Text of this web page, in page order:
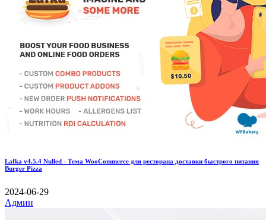
Lafka v4.5.4 Nulled - Тема WooCommerce для ресторана доставки быстрого питания
Burger Pizza
2024-06-29
Админ